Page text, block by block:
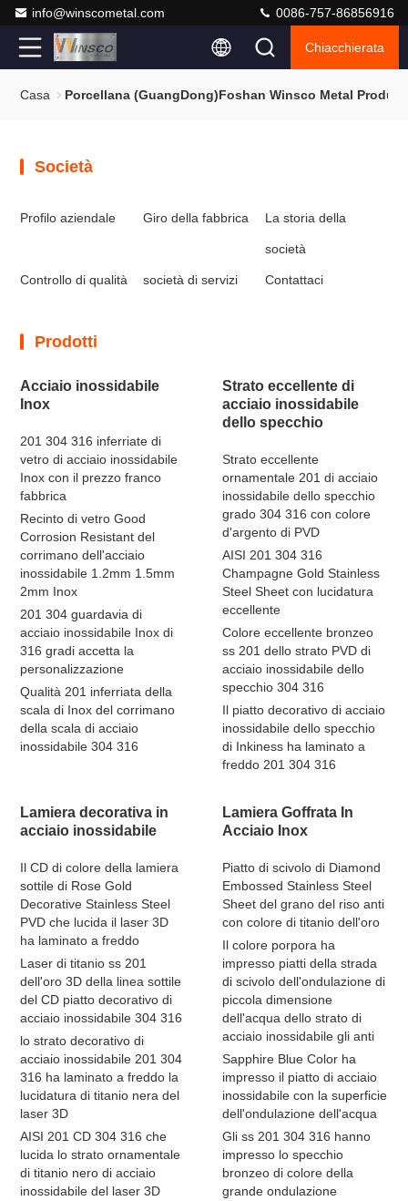
info@winscometal.com 0086-757-86856916
Chiacchierata
Casa Porcellana (GuangDong)Foshan Winsco Metal
Società
Profilo aziendale Giro della fabbrica La storia della
società
Controllo di qualità società di servizi Contattaci
Prodotti
Acciaio inossidabile
Inox
201 304 316 inferriate di
vetro di acciaio inossidabile
Inox con il prezzo franco
fabbrica
Recinto di vetro Good
Corrosion Resistant del
corrimano dell'acciaio
inossidabile 1.2mm 1.5mm
2mm Inox
201 304 guardavia di
acciaio inossidabile Inox di
316 gradi accetta la
personalizzazione
Qualità 201 inferriata della
scala di Inox del corrimano
della scala di acciaio
inossidabile 304 316
Strato eccellente di
acciaio inossidabile
dello specchio
Strato eccellente
ornamentale 201 di acciaio
inossidabile dello specchio
grado 304 316 con colore
d'argento di PVD
AISI 201 304 316
Champagne Gold Stainless
Steel Sheet con lucidatura
eccellente
Colore eccellente bronzeo
ss 201 dello strato PVD di
acciaio inossidabile dello
specchio 304 316
Il piatto decorativo di acciaio
inossidabile dello specchio
di Inkiness ha laminato a
freddo 201 304 316
Lamiera decorativa in
acciaio inossidabile
Il CD di colore della lamiera
sottile di Rose Gold
Decorative Stainless Steel
PVD che lucida il laser 3D
ha laminato a freddo
Laser di titanio ss 201
dell'oro 3D della linea sottile
del CD piatto decorativo di
acciaio inossidabile 304 316
lo strato decorativo di
acciaio inossidabile 201 304
316 ha laminato a freddo la
lucidatura di titanio nera del
laser 3D
AISI 201 CD 304 316 che
lucida lo strato ornamentale
di titanio nero di acciaio
inossidabile del laser 3D
Lamiera Goffrata In
Acciaio Inox
Piatto di scivolo di Diamond
Embossed Stainless Steel
Sheet del grano del riso anti
con colore di titanio dell'oro
Il colore porpora ha
impresso piatti della strada
di scivolo dell'ondulazione di
piccola dimensione
dell'acqua dello strato di
acciaio inossidabile gli anti
Sapphire Blue Color ha
impresso il piatto di acciaio
inossidabile con la superficie
dell'ondulazione dell'acqua
Gli ss 201 304 316 hanno
impresso lo specchio
bronzeo di colore della
grande ondulazione